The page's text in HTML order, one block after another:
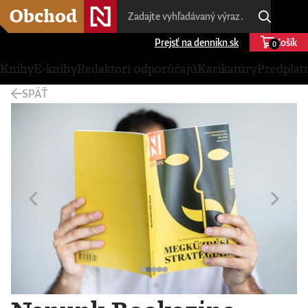
Prejsť na dennikn.sk Košík
0
KnihyE-knihyRedaktori odporúčajúKarikatúry
SPÄŤ